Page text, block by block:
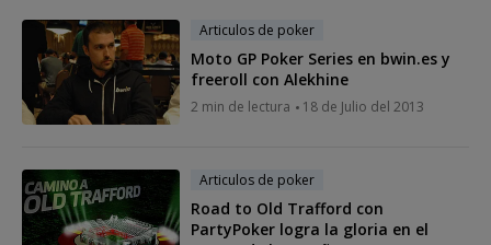
Articulos de poker
Moto GP Poker Series en bwin.es y
freeroll con Alekhine
2 min de lectura 18 de Julio del 2013
Articulos de poker
Road to Old Trafford con
PartyPoker logra la gloria en el